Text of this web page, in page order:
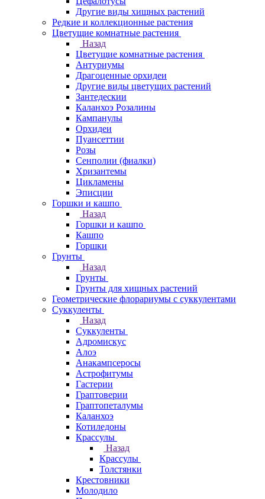
Другие виды хищных растений
Редкие и коллекционные растения
Цветущие комнатные растения
Назад
Цветущие комнатные растения
Антуриумы
Драгоценные орхидеи
Другие виды цветущих растений
Зантедескии
Каланхоэ Розалины
Кампанулы
Орхидеи
Пуансеттии
Розы
Сенполии (фиалки)
Хризантемы
Цикламены
Эписции
Горшки и кашпо
Назад
Горшки и кашпо
Кашпо
Горшки
Грунты
Назад
Грунты
Грунты для хищных растений
Геометрические флорариумы с суккулентами
Суккуленты
Назад
Суккуленты
Адромискус
Алоэ
Анакампсеросы
Астрофитумы
Гастерии
Граптоверии
Граптопеталумы
Каланхоэ
Котиледоны
Крассулы
Назад
Крассулы
Толстянки
Крестовники
Молодило